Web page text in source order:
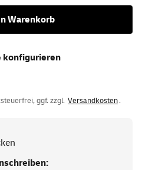
Warenkorb
konfigurieren
ggf. zzgl. Versandkosten.